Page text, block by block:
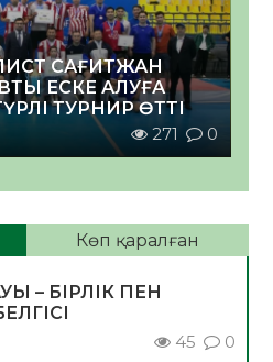
САҒИТЖАН
ЕСКЕ АЛУҒА
ТУРНИР ӨТТІ
271 0
Көп қаралған
– БІРЛІК ПЕН
45 0